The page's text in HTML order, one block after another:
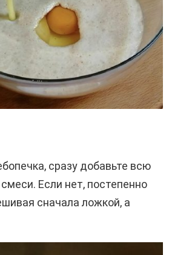
сразу добавьте всю
Если нет, постепенно
сначала ложкой, а